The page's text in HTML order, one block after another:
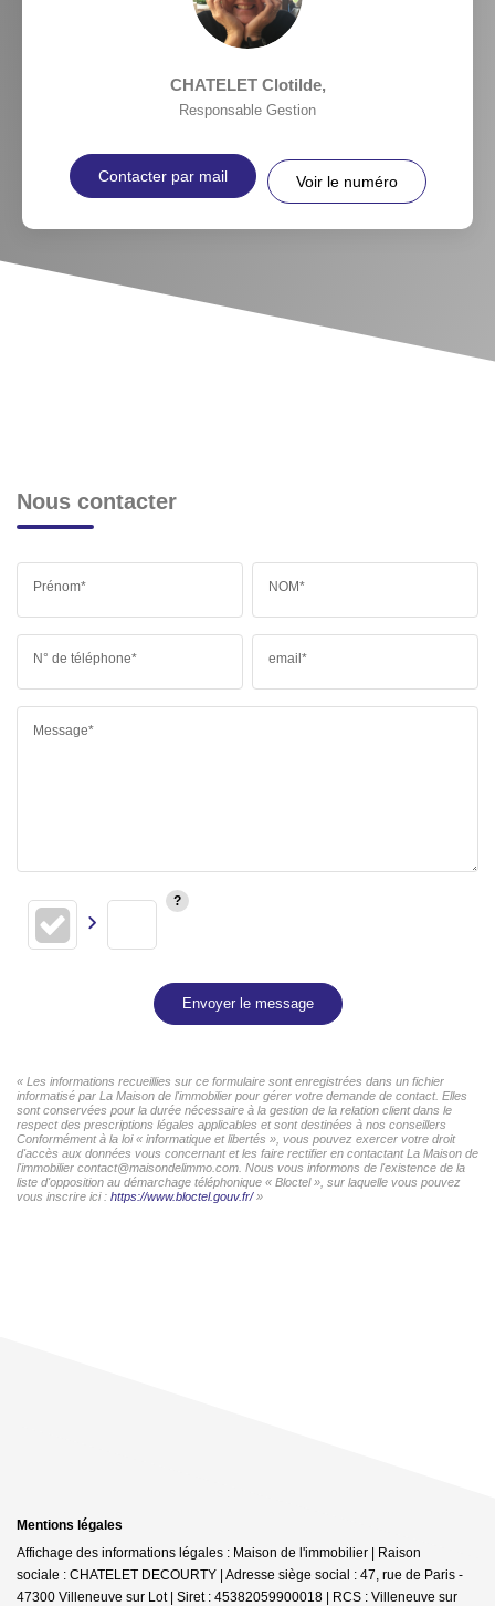
CHATELET Clotilde,
Responsable Gestion
Contacter par mail Voir le numéro
Nous contacter
Prénom* NOM*
N° de téléphone* email*
Message*
Envoyer le message
« Les informations recueillies sur ce formulaire sont enregistrées dans un fichier
informatisé par La Maison de l'immobilier pour gérer votre demande de contact. Elles
sont conservées pour la durée nécessaire à la gestion de la relation client dans le
respect des prescriptions légales applicables et sont destinées à nos conseillers
Conformément à la loi « informatique et libertés », vous pouvez exercer votre droit
d'accès aux données vous concernant et les faire rectifier en contactant La Maison de
l'immobilier contact@maisondelimmo.com. Nous vous informons de l'existence de la
liste d'opposition au démarchage téléphonique « Bloctel », sur laquelle vous pouvez
vous inscrire ici : https://www.bloctel.gouv.fr/»
Mentions légales
Affichage des informations légales : Maison de l'immobilier | Raison
sociale : CHATELET DECOURTY | Adresse siège social : 47, rue de Paris -
47300 Villeneuve sur Lot | Siret : 45382059900018 | RCS : Villeneuve sur